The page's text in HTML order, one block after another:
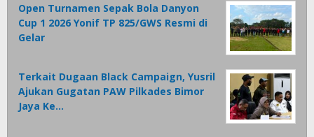
Open Turnamen Sepak Bola Danyon
Cup 1 2026 Yonif TP 825/GWS Resmi di
Gelar
Terkait Dugaan Black Campaign, Yusril
Ajukan Gugatan PAW Pilkades Bimor
Jaya Ke…